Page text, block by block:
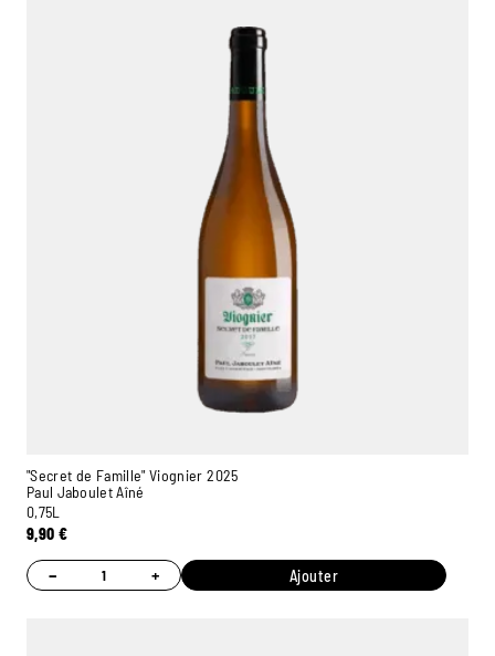
"Secret de Famille" Viognier 2025
Paul Jaboulet Aîné
0,75L
9,90 €
− + Ajouter